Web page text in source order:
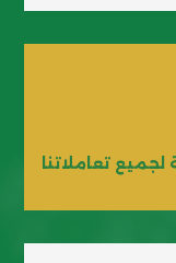
تعاملاتنا